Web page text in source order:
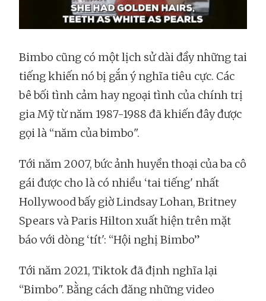
Bimbo cũng có một lịch sử dài đầy những tai
tiếng khiến nó bị gắn ý nghĩa tiêu cực. Các
bê bối tình cảm hay ngoại tình của chính trị
gia Mỹ từ năm 1987-1988 đã khiến đây được
gọi là “năm của bimbo".
Tới năm 2007, bức ảnh huyền thoại của ba cô
gái được cho là có nhiều ‘tai tiếng' nhất
Hollywood bấy giờ Lindsay Lohan, Britney
Spears và Paris Hilton xuất hiện trên mặt
báo với dòng ‘tít': “Hội nghị Bimbo”
Tới năm 2021, Tiktok đã định nghĩa lại
“Bimbo". Bằng cách đăng những video